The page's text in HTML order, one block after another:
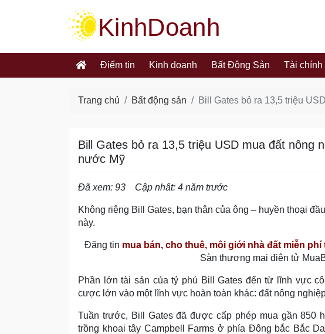
kinhdoanh.muabannhanh.com
Điểm tin Kinh doanh Bất Động Sản Tài chính
Trang chủ Bất động sản Bill Gates bỏ ra 13,5 triệu
Bill Gates bỏ ra 13,5 triệu USD mua đất nông
nước Mỹ
Đã xem: 93 Cập nhât: 4 năm trước
Không riêng Bill Gates, bạn thân của ông – huyền thoại
này.
Đăng tin mua bán, cho thuê, môi giới nhà đất miễn phí
Sàn thương mại điện tử
Phần lớn tài sản của tỷ phú Bill Gates đến từ lĩnh vực
cược lớn vào một lĩnh vực hoàn toàn khác: đất nông
Tuần trước, Bill Gates đã được cấp phép mua gần 850
trồng khoai tây Campbell Farms ở phía Đông bắc Bắc